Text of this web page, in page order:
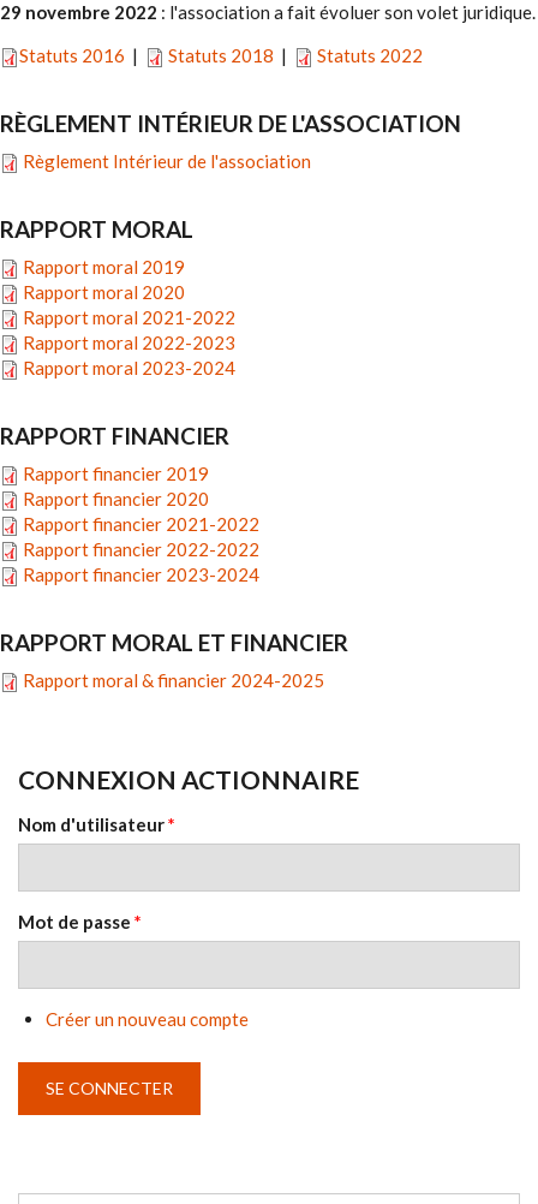
29 novembre 2022 : l'association a fait évoluer son volet juridique.
Statuts 2016 | Statuts 2018 | Statuts 2022
RÈGLEMENT INTÉRIEUR DE L'ASSOCIATION
Règlement Intérieur de l'association
RAPPORT MORAL
Rapport moral 2019
Rapport moral 2020
Rapport moral 2021-2022
Rapport moral 2022-2023
Rapport moral 2023-2024
RAPPORT FINANCIER
Rapport financier 2019
Rapport financier 2020
Rapport financier 2021-2022
Rapport financier 2022-2022
Rapport financier 2023-2024
RAPPORT MORAL ET FINANCIER
Rapport moral & financier 2024-2025
CONNEXION ACTIONNAIRE
Nom d'utilisateur*
Mot de passe *
Créer un nouveau compte